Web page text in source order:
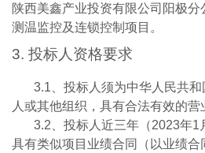
陕西美鑫产业投资有限公司阳极
测温监控及连锁控制项目。
3. 投标人资格要求
3.1 、投标人须为中华人民共
人或其他组织，具有合法有效的营
3.2 、投标人近三年（2023年1
具有类似项目业绩合同（以业绩